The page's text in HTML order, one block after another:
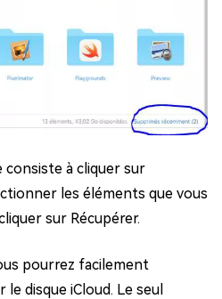
consiste à cliquer sur
les éléments que vous
sur Récupérer.
pourrez facilement
disque iCloud. Le seul